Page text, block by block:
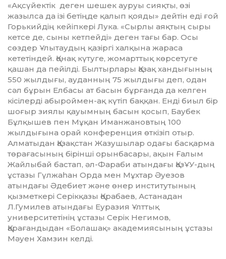
«Ақсүйектік деген шешек ауруы сияқты, өзі
жазылса да ізі бетіңде қалып қояды» дей­тін еді ғой
Горькийдің кейіпкері Лука. «Сыр­лы аяқтың сыры
кетсе де, сыны кет­пейді» деген тағы бар. Осы
сөздер Ұлытаудың қазіргі халқына жараса
кететіндей. Қонақ күтуге, жомарттық көрсетуге
қашан да пейіл­ді. Былтырлары Қазақ хандығының
550 жылдығы, ауданның 75 жылдығы деп, одан
сәл бұрын Елбасы ат басын бұрғанда да келген
кісілерді абыроймен-ақ күтіп бақ­қан. Енді биыл бір
шоғыр зиялы қауымның ба­сын қосып, Баубек
Бұлқышев пен Мұқан Иман­жановтың 100
жылдығына орай кон­фе­ренция өткізіп отыр.
Алматыдан Қазақ­стан Жазушылар одағы басқарма
төраға­сы­ның бірінші орынбасары, ақын Ғалым
Жайлыбай бастап, әл-Фараби атындағы Қаз­ҰУ-дың
ұстазы Гүлжаһан Орда мен Мұх­тар Әуезов
атындағы Әдебиет және өнер инс­титутының
қызметкері Серікқазы Қора­баев, Астанадан
Л.Гумилев атындағы Еуразия Ұлттық
университетінің ұстазы Серік Негимов,
Қарағандыдан «Болашақ» академиясының ұстазы
Мәуен Хамзин келді.